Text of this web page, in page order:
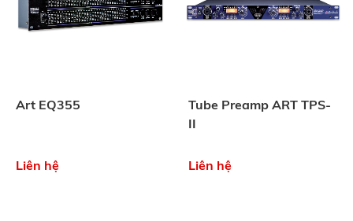
Art EQ355
Liên hệ
Tube Preamp ART TPS-
II
Liên hệ